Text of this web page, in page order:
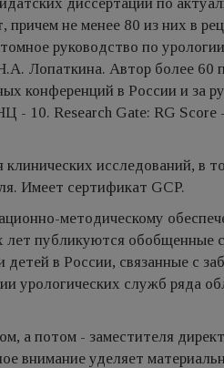
не менее 80 из них в
руководство по
Лопаткина. Автор более 60
конференций в России и за
- 10. Research Gate: RG Score
исследо­ваний, в
Имеет сертификат GCP.
методическому
публикуются обобщенные
в России, связанные с
урологических служб ряда
а потом - заместителя
внимание уделяет